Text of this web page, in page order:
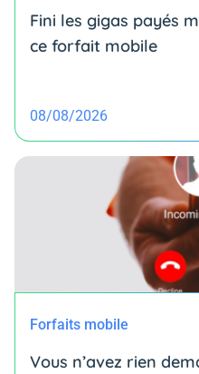
Fini les gigas payés
ce forfait mobile
08/08/2026
Forfaits mobile
Vous n’avez rien